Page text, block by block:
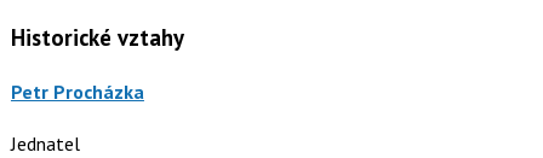
Historické vztahy
Petr Procházka
Jednatel